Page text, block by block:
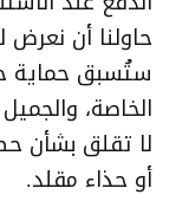
حاولنا أن نعرض
ستُسبق حماية
الخاصة،
لا تقلق بشأن
أو حذاء مقلد.